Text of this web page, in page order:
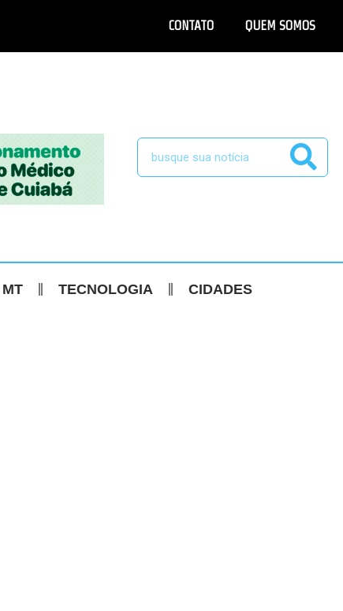
CONTATO QUEM SOMOS
TECNOLOGIA CIDADES